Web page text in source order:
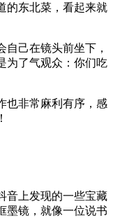
的东北菜，看起来就
己在镜头前坐下，
为了气观众：你们吃
也非常麻利有序，感
音上发现的一些宝藏
墨镜，就像一位说书